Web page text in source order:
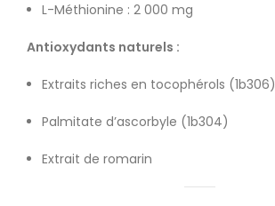
L-Méthionine : 2 000 mg
Antioxydants naturels :
Extraits riches en tocophérols (1b306)
Palmitate d’ascorbyle (1b304)
Extrait de romarin